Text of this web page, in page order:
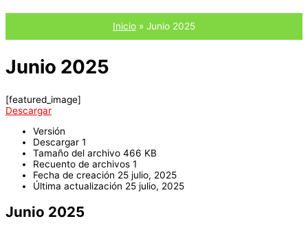
Inicio Junio 2025
Junio 2025
[featured_image]
Descargar
Versión
Descargar 1
Tamaño del archivo 466 KB
Recuento de archivos 1
Fecha de creación 25 julio, 2025
Última actualización 25 julio, 2025
Junio 2025